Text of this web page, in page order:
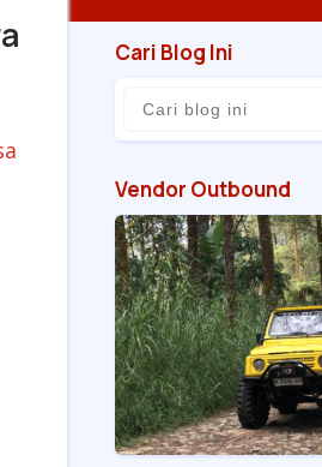
Cari Blog Ini
Vendor Outbound